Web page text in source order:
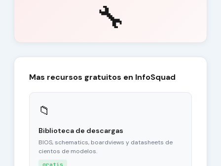
🔧
Mas recursos gratuitos en InfoSquad
📁
Biblioteca de descargas
BIOS, schematics, boardviews y datasheets de
cientos de modelos.
gratis